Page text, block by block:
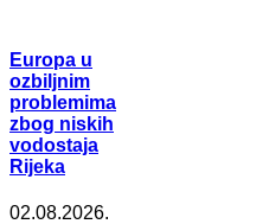
Europa u
ozbiljnim
problemima
zbog niskih
vodostaja
Rijeka
02.08.2026.